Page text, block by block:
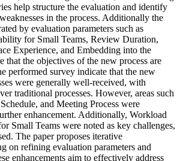
help structure the evaluation and identify
in the process. Additionally the
by evaluation parameters such as
for Small Teams, Review Duration,
Experience, and Embedding into the
that the objectives of the new process are
performed survey indicate that the new
were generally well-received, with
traditional processes. However, areas such
and Meeting Process were
enhancement. Additionally, Workload
Small Teams were noted as key challenges,
The paper proposes iterative
on refining evaluation parameters and
enhancements aim to effectively address